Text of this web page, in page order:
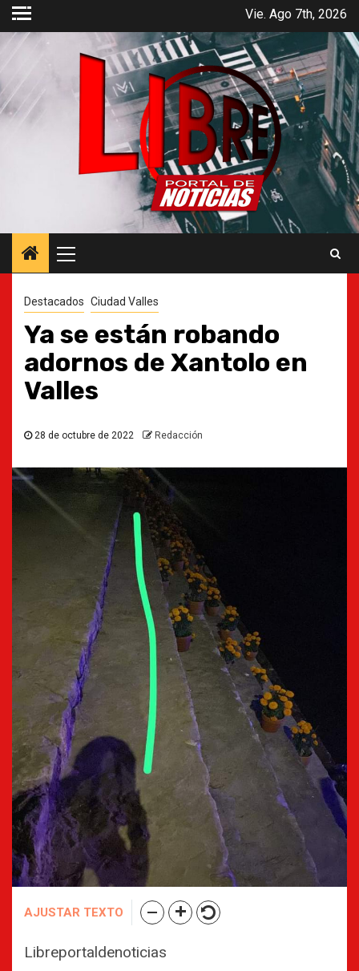
Saltar
contenido
Vie. Ago 7th, 2026
principal
Destacados Ciudad Valles
Ya se están robando
adornos de Xantolo en
Valles
28 de octubre de 2022 Redacción
AJUSTAR TEXTO
Libreportaldenoticias